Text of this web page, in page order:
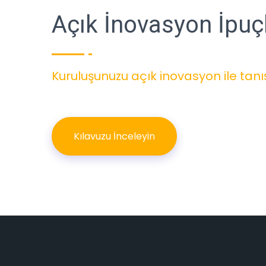
Açık İnovasyon
Kuruluşunuzu açık inovasyon ile
Kılavuzu İnceleyin